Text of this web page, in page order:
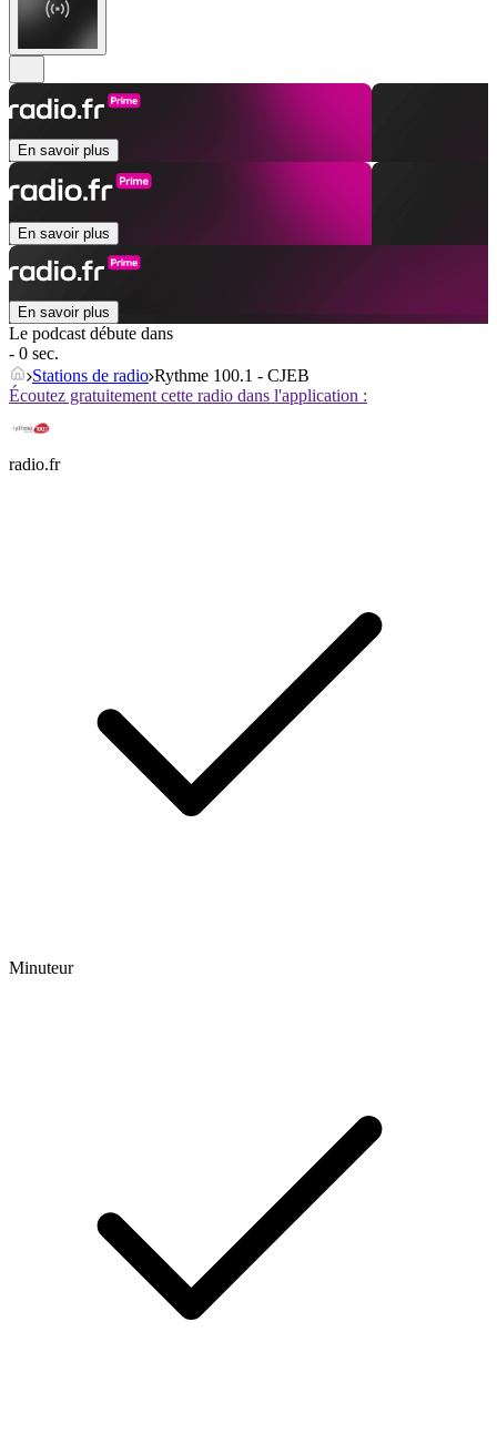
En savoir plus
En savoir plus
En savoir plus
Le podcast débute dans
- 0 sec.
Stations de radio Rythme 100.1 - CJEB
Écoutez gratuitement cette radio dans l'application :
radio.fr
Minuteur